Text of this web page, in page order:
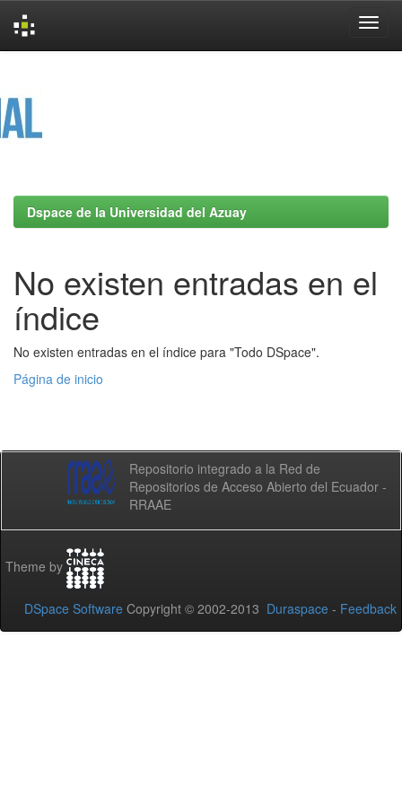
Dspace de la Universidad del Azuay
No existen entradas en el
índice
No existen entradas en el índice para "Todo DSpace".
Página de inicio
Repositorio integrado a la Red de
Repositorios de Acceso Abierto del Ecuador -
RRAAE
Theme by
DSpace Software Copyright © 2002-2013 Duraspace - Feedback